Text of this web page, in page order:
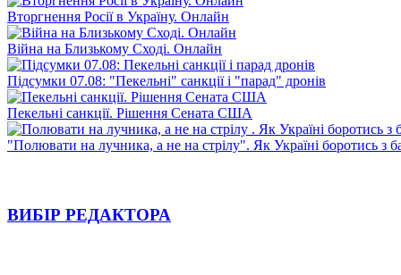
Вторгнення Росії в Україну. Онлайн
Війна на Близькому Сході. Онлайн
Підсумки 07.08: "Пекельні" санкції і "парад" дронів
Пекельні санкції. Рішення Сената США
"Полювати на лучника, а не на стрілу". Як Україні боротись з
ВИБІР РЕДАКТОРА